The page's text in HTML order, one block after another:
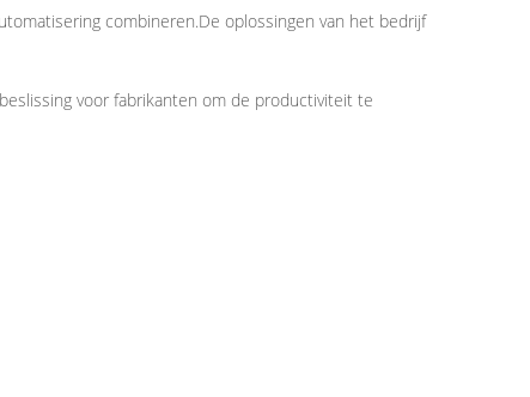
combineren.De oplossingen van het bedrijf
voor fabrikanten om de productiviteit te